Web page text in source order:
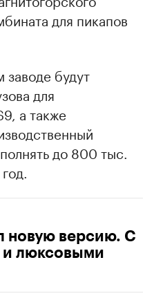
для пикапов
будут
для
а также
до 800 тыс.
новую версию. С
и люксовыми